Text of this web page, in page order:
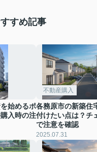
すめ記事
始めるポ
入時の注
不動産購入
各務原市の新築住
付けたい点は？チ
で注意を確認
2025.07.31